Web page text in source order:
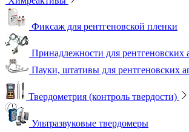
Принадлежности для рентгенографии
Гибкие кассеты для рентгеновской пленки
Литеры маркировочные
Магнитные держатели для рентгеновской
Маркировочные знаки для
Проволочные эталоны чувствительности
Универсальный шаблон радиографа
Эталоны чувствительности канавочные
Резаки
Рентгеновская плёнка
Рентгеновские аппараты постоянного
Усиливающие экраны